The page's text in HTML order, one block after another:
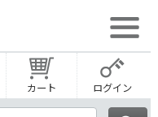
カート ログイン